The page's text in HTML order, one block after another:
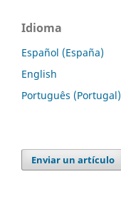
Idioma
Español (España)
English
Português (Portugal)
Enviar un artículo